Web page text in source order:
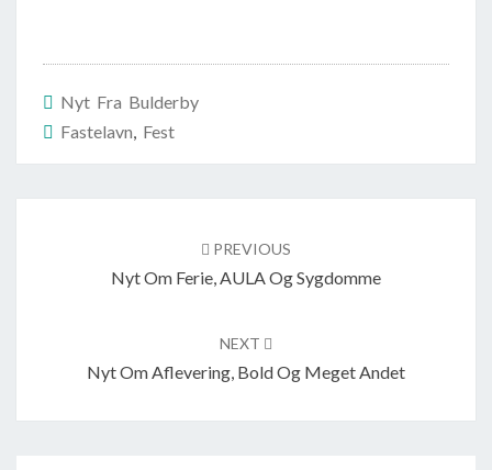
Nyt Fra Bulderby
Fastelavn, Fest
PREVIOUS
Nyt Om Ferie, AULA Og Sygdomme
NEXT
Nyt Om Aflevering, Bold Og Meget Andet